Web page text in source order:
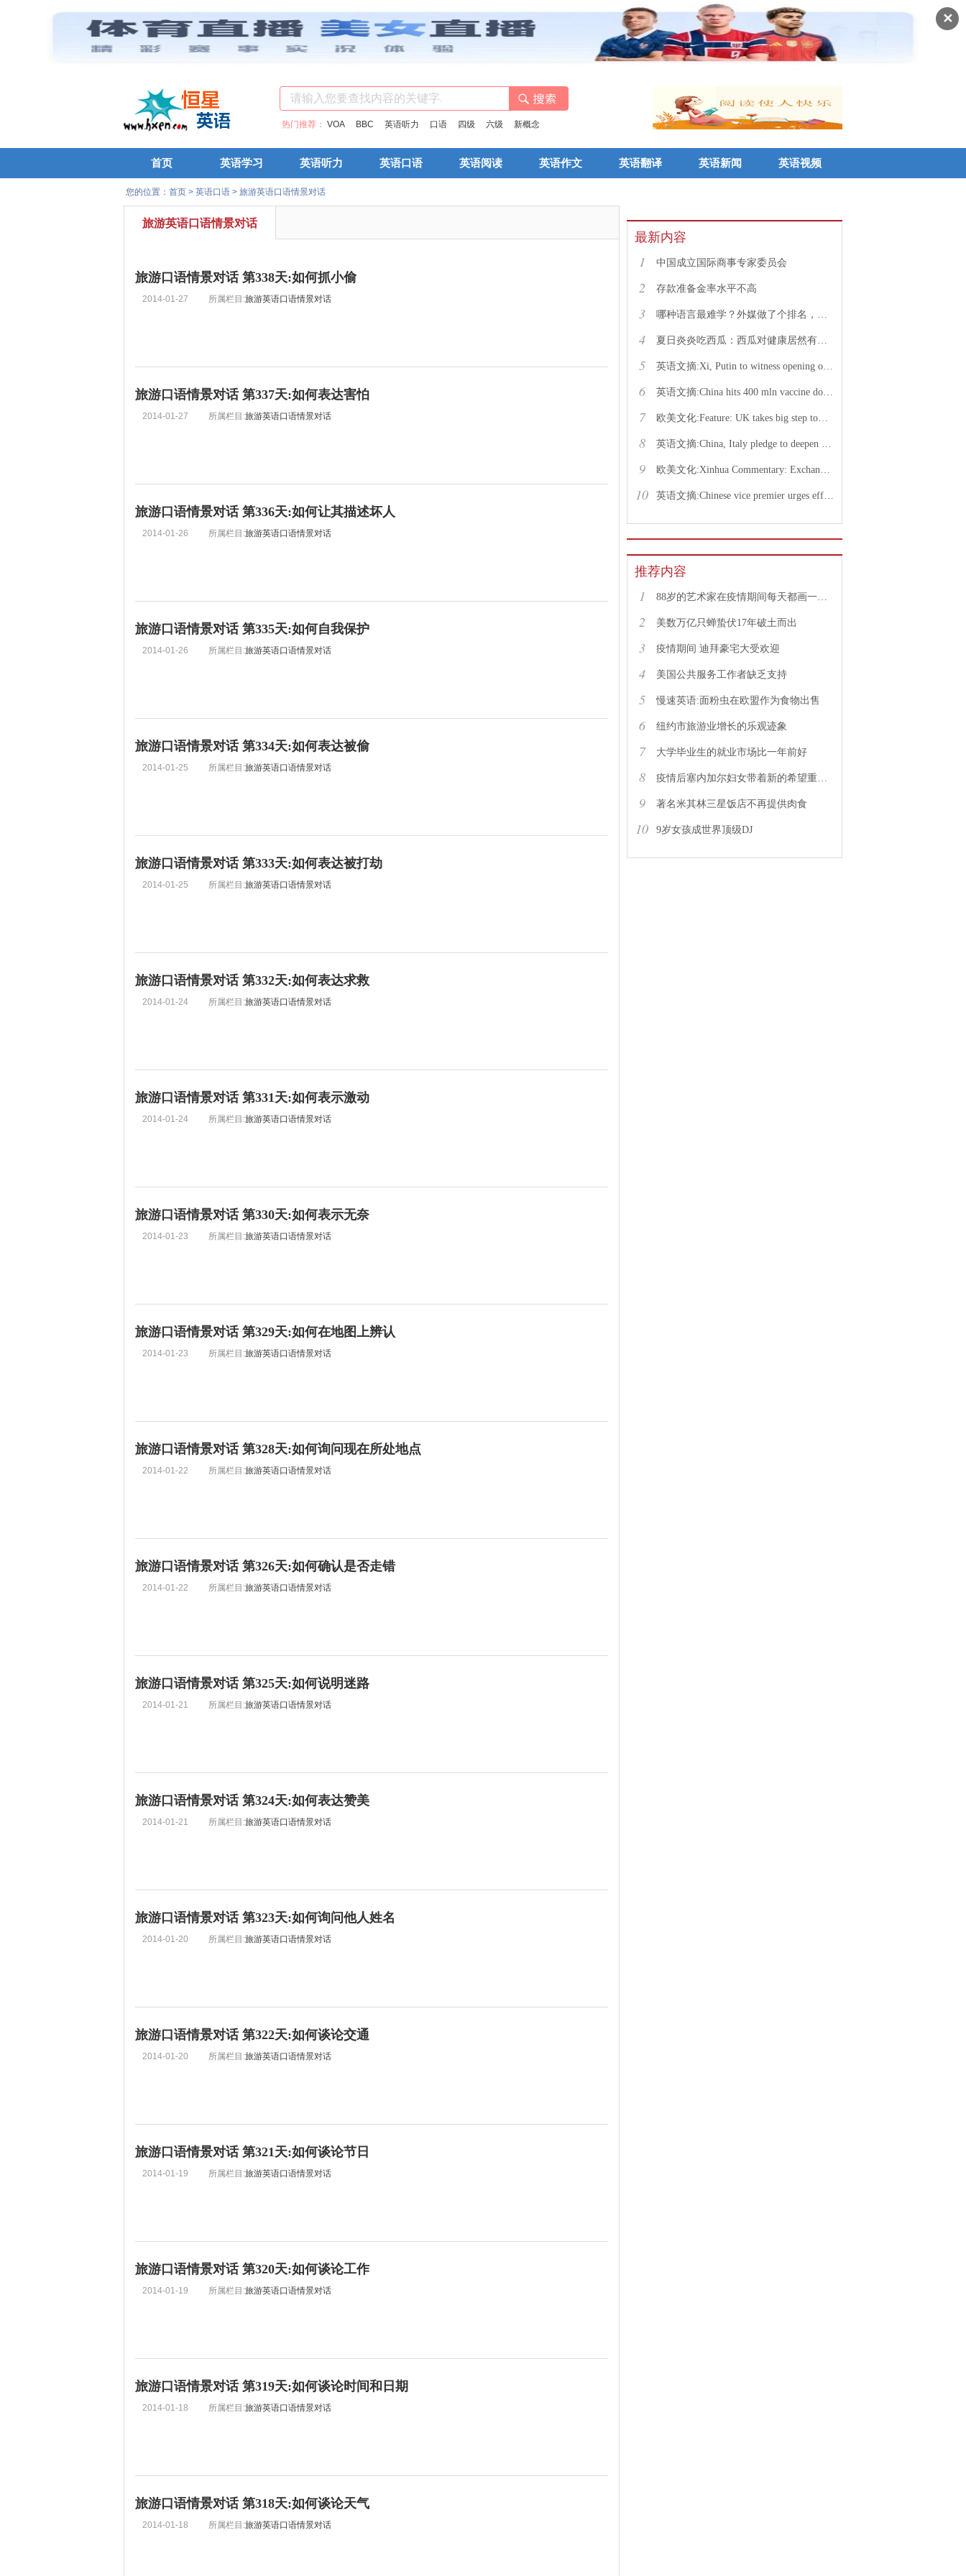
✕
热门推荐： VOA BBC 英语听力 口语 四级 六级 新概念
首页 英语学习 英语听力 英语口语 英语阅读 英语作文 英语翻译 英语新闻 英语视频
您的位置： 首页 > 英语口语 > 旅游英语口语情景对话
旅游英语口语情景对话
旅游口语情景对话 第338天:如何抓小偷
2014-01-27 所属栏目:旅游英语口语情景对话
旅游口语情景对话 第337天:如何表达害怕
2014-01-27 所属栏目:旅游英语口语情景对话
旅游口语情景对话 第336天:如何让其描述坏人
2014-01-26 所属栏目:旅游英语口语情景对话
旅游口语情景对话 第335天:如何自我保护
2014-01-26 所属栏目:旅游英语口语情景对话
旅游口语情景对话 第334天:如何表达被偷
2014-01-25 所属栏目:旅游英语口语情景对话
旅游口语情景对话 第333天:如何表达被打劫
2014-01-25 所属栏目:旅游英语口语情景对话
旅游口语情景对话 第332天:如何表达求救
2014-01-24 所属栏目:旅游英语口语情景对话
旅游口语情景对话 第331天:如何表示激动
2014-01-24 所属栏目:旅游英语口语情景对话
旅游口语情景对话 第330天:如何表示无奈
2014-01-23 所属栏目:旅游英语口语情景对话
旅游口语情景对话 第329天:如何在地图上辨认
2014-01-23 所属栏目:旅游英语口语情景对话
旅游口语情景对话 第328天:如何询问现在所处地点
2014-01-22 所属栏目:旅游英语口语情景对话
旅游口语情景对话 第326天:如何确认是否走错
2014-01-22 所属栏目:旅游英语口语情景对话
旅游口语情景对话 第325天:如何说明迷路
2014-01-21 所属栏目:旅游英语口语情景对话
旅游口语情景对话 第324天:如何表达赞美
2014-01-21 所属栏目:旅游英语口语情景对话
旅游口语情景对话 第323天:如何询问他人姓名
2014-01-20 所属栏目:旅游英语口语情景对话
旅游口语情景对话 第322天:如何谈论交通
2014-01-20 所属栏目:旅游英语口语情景对话
旅游口语情景对话 第321天:如何谈论节日
2014-01-19 所属栏目:旅游英语口语情景对话
旅游口语情景对话 第320天:如何谈论工作
2014-01-19 所属栏目:旅游英语口语情景对话
旅游口语情景对话 第319天:如何谈论时间和日期
2014-01-18 所属栏目:旅游英语口语情景对话
旅游口语情景对话 第318天:如何谈论天气
2014-01-18 所属栏目:旅游英语口语情景对话
最新内容
1 中国成立国际商事专家委员会
2 存款准备金率水平不高
3 哪种语言最难学？外媒做了个排名，中文果然高居榜首
4 夏日炎炎吃西瓜：西瓜对健康居然有这么多好处！
5 英语文摘:Xi, Putin to witness opening of nuclear energy cooperation project via video link
6 英语文摘:China hits 400 mln vaccine doses following recent COVID-19 outbreaks
7 欧美文化:Feature: UK takes big step toward normal life with caution urged
8 英语文摘:China, Italy pledge to deepen bilateral ties, advance China-EU cooperation
9 欧美文化:Xinhua Commentary: Exchange of violence only pushes Israel, Palestine farther from peace
10 英语文摘:Chinese vice premier urges efforts to facilitate college graduate employment
推荐内容
1 88岁的艺术家在疫情期间每天都画一幅画
2 美数万亿只蝉蛰伏17年破土而出
3 疫情期间 迪拜豪宅大受欢迎
4 美国公共服务工作者缺乏支持
5 慢速英语:面粉虫在欧盟作为食物出售
6 纽约市旅游业增长的乐观迹象
7 大学毕业生的就业市场比一年前好
8 疫情后塞内加尔妇女带着新的希望重返工作岗位
9 著名米其林三星饭店不再提供肉食
10 9岁女孩成世界顶级DJ